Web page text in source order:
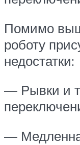
Помимо
роботу
недостатки:
— Рывки и
—